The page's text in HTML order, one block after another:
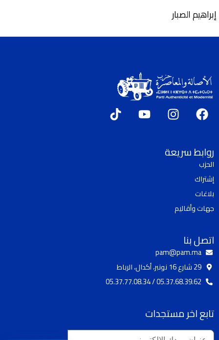
إبراهيم الصبار
F
a
b
o
o
k
I
n
a
Y
o
T
i
روابط سريعة
الحزب
إشتراك
بلاغات
جهات وأقاليم
اتصل بنا
pam@pam.ma
29 شارع 16 نونبر، أكدال، الرباط
05.37.68.39.62 / 05.37.77.08.34
تابع اخر مستجدات